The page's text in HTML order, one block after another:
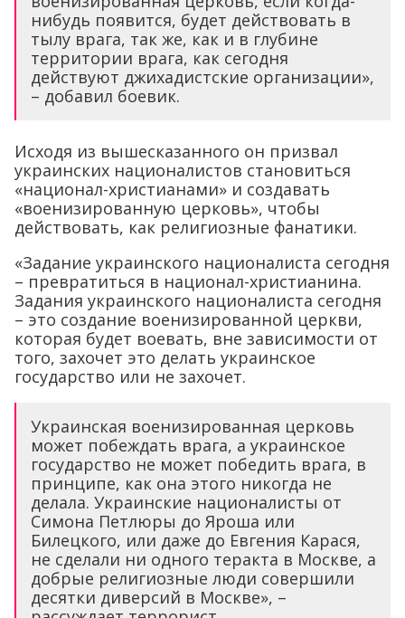
нибудь появится, будет действовать в
тылу врага, так же, как и в глубине
территории врага, как сегодня
действуют джихадистские организации»,
– добавил боевик.
Исходя из вышесказанного он призвал
украинских националистов становиться
«национал-христианами» и создавать
«военизированную церковь», чтобы
действовать, как религиозные фанатики.
«Задание украинского националиста сегодня
– превратиться в национал-христианина.
Задания украинского националиста сегодня
– это создание военизированной церкви,
которая будет воевать, вне зависимости от
того, захочет это делать украинское
государство или не захочет.
Украинская военизированная церковь
может побеждать врага, а украинское
государство не может победить врага, в
принципе, как она этого никогда не
делала. Украинские националисты от
Симона Петлюры до Яроша или
Билецкого, или даже до Евгения Карася,
не сделали ни одного теракта в Москве, а
добрые религиозные люди совершили
десятки диверсий в Москве», –